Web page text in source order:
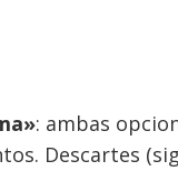
: ambas
Descartes